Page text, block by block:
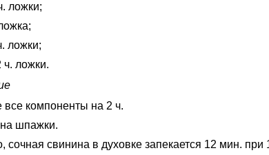
ложки;
ложки;
ч. ложки.
все компоненты на 2 ч.
шпажки.
сочная свинина в духовке запекается 12 мин.